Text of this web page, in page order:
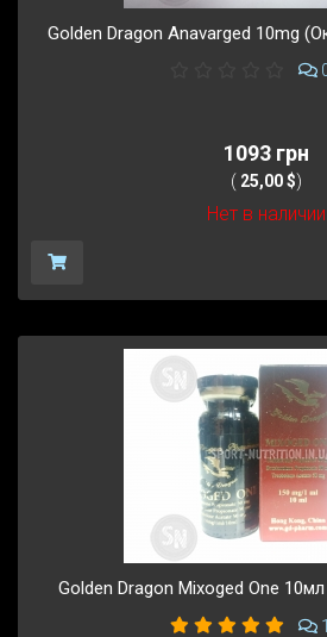
Golden Dragon Anavarged 10mg
1093 грн
( 25,00 $)
Нет в наличии
Golden Dragon Mixoged One
1